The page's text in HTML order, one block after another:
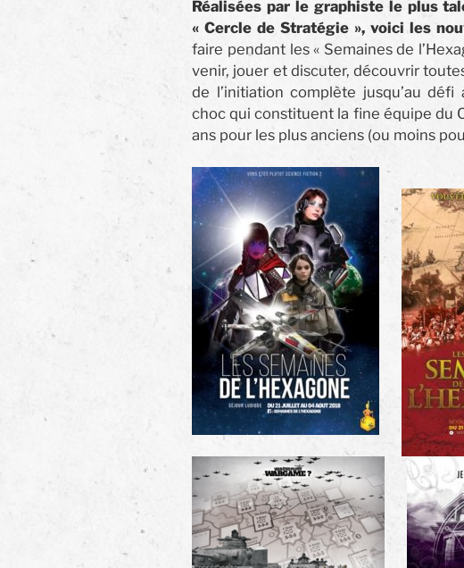
Réalisées par le graphiste le plus
« Cercle de Stratégie », voici les
faire pendant les « Semaines de
venir, jouer et discuter, découvrir
de l’initiation complète jusqu’au
choc qui constituent la fine équipe du
ans pour les plus anciens (ou moins